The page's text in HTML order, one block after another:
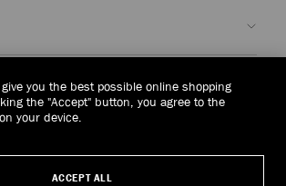
you the best possible online shopping
the "Accept" button, you agree to the
your device.
ACCEPT ALL